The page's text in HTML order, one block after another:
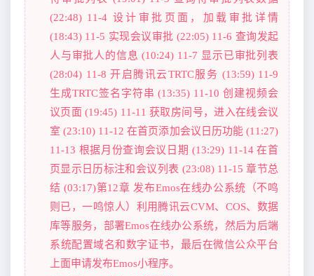
(22:48) 11-4 设计审批页面，加载审批详情
(18:43) 11-5 实现会议审批 (22:05) 11-6 查询发起
人与审批人的信息 (10:24) 11-7 显示已审批列表
(28:04) 11-8 开启腾讯云TRTC服务 (13:59) 11-9
生成TRTC签名字符串 (13:35) 11-10 创建视频会
议页面 (19:45) 11-11 获取房间号，进入在线会议
室 (23:10) 11-12 在首页添加会议日历功能 (11:27)
11-13 根据月份查询会议日期 (13:29) 11-14 在首
页显示日历标注和会议列表 (23:08) 11-15 章节总
结 (03:17)第12章 发布Emos在线办公系统（不鸣
则已，一鸣惊人）利用腾讯云CVM、COS、数据
库等服务，部署Emos在线办公系统，然后为后端
系统配置域名和数字证书，最后在微信公众平台
上面申请发布Emos小程序。